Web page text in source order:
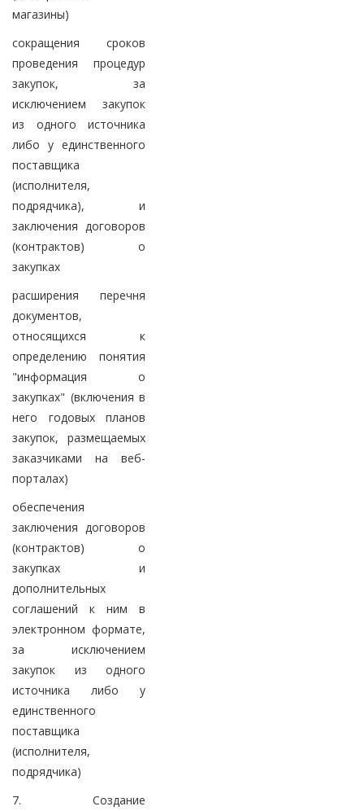
магазины)
сокращения сроков
проведения процедур
закупок, за
исключением закупок
из одного источника
либо у единственного
поставщика
(исполнителя,
подрядчика), и
заключения договоров
(контрактов) о
закупках
расширения перечня
документов,
относящихся к
определению понятия
"информация о
закупках" (включения в
него годовых планов
закупок, размещаемых
заказчиками на веб-
порталах)
обеспечения
заключения договоров
(контрактов) о
закупках и
дополнительных
соглашений к ним в
электронном формате,
за исключением
закупок из одного
источника либо у
единственного
поставщика
(исполнителя,
подрядчика)
7. Создание